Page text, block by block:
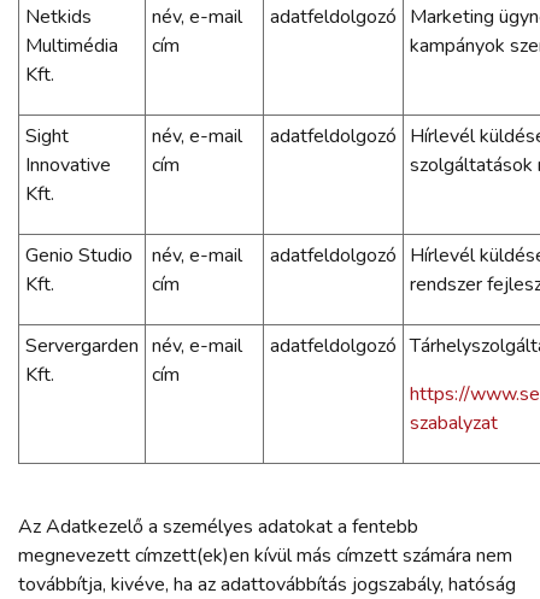
Netkids
Multimédia
Kft.
név, e-mail
cím
adatfeldolgozó Marketing
kampányok
Sight
Innovative
Kft.
név, e-mail
cím
adatfeldolgozó Hírlevél
szolgáltatások
Genio Studio
Kft.
név, e-mail
cím
adatfeldolgozó Hírlevél
rendszer
Servergarden
Kft.
név, e-mail
cím
adatfeldolgozó
https://
szabalyzat
Az Adatkezelő a személyes adatokat a fentebb
megnevezett címzett(ek)en kívül más címzett számára nem
továbbítja, kivéve, ha az adattovábbítás jogszabály, hatóság